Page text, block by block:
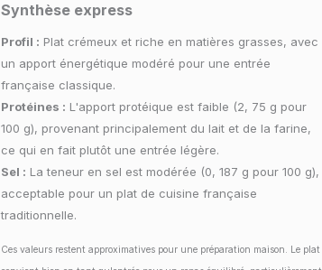
Synthèse express
Profil : Plat crémeux et riche en matières grasses, avec
un apport énergétique modéré pour une entrée
française classique.
Protéines : L'apport protéique est faible (2, 75 g pour
100 g), provenant principalement du lait et de la farine,
ce qui en fait plutôt une entrée légère.
Sel : La teneur en sel est modérée (0, 187 g pour 100 g),
acceptable pour un plat de cuisine française
traditionnelle.
Ces valeurs restent approximatives pour une préparation maison. Le plat